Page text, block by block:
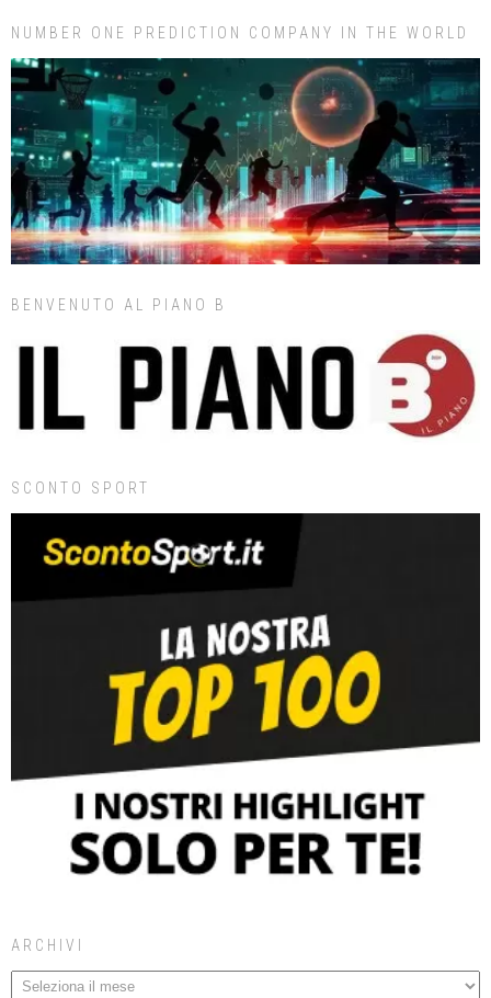
NUMBER ONE PREDICTION COMPANY IN THE WORLD
BENVENUTO AL PIANO B
SCONTO SPORT
ARCHIVI